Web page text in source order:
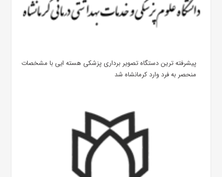
پیشرفته ترین دستگاه تصویر برداری پزشکی هسته ایی با مشخصات
منحصر به فرد وارد کرمانشاه شد